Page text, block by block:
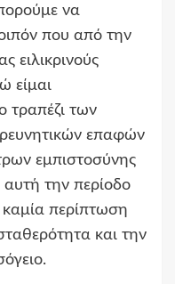
να
που από την
ειλικρινούς
είμαι
τραπέζι των
επαφών
εμπιστοσύνης
την περίοδο
περίπτωση
και την